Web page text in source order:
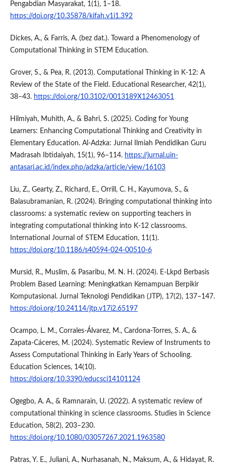
Pengabdian Masyarakat, 1(1), 1–18.
https://doi.org/10.35878/kifah.v1i1.392
Dickes, A., & Farris, A. (bez dat.). Toward a Phenomenology of
Computational Thinking in STEM Education.
Grover, S., & Pea, R. (2013). Computational Thinking in K-12: A
Review of the State of the Field. Educational Researcher, 42(1),
38–43. https://doi.org/10.3102/0013189X12463051
Hilmiyah, Muhith, A., & Bahri, S. (2025). Coding for Young
Learners: Enhancing Computational Thinking and Creativity in
Elementary Education. Al-Adzka: Jurnal Ilmiah Pendidikan Guru
Madrasah Ibtidaiyah, 15(1), 96–114. https://jurnal.uin-
antasari.ac.id/index.php/adzka/article/view/16103
Liu, Z., Gearty, Z., Richard, E., Orrill, C. H., Kayumova, S., &
Balasubramanian, R. (2024). Bringing computational thinking into
classrooms: a systematic review on supporting teachers in
integrating computational thinking into K-12 classrooms.
International Journal of STEM Education, 11(1).
https://doi.org/10.1186/s40594-024-00510-6
Mursid, R., Muslim, & Pasaribu, M. N. H. (2024). E-Lkpd Berbasis
Problem Based Learning: Meningkatkan Kemampuan Berpikir
Komputasional. Jurnal Teknologi Pendidikan (JTP), 17(2), 137–147.
https://doi.org/10.24114/jtp.v17i2.65197
Ocampo, L. M., Corrales-Álvarez, M., Cardona-Torres, S. A., &
Zapata-Cáceres, M. (2024). Systematic Review of Instruments to
Assess Computational Thinking in Early Years of Schooling.
Education Sciences, 14(10).
https://doi.org/10.3390/educsci14101124
Ogegbo, A. A., & Ramnarain, U. (2022). A systematic review of
computational thinking in science classrooms. Studies in Science
Education, 58(2), 203–230.
https://doi.org/10.1080/03057267.2021.1963580
Patras, Y. E., Juliani, A., Nurhasanah, N., Maksum, A., & Hidayat, R.